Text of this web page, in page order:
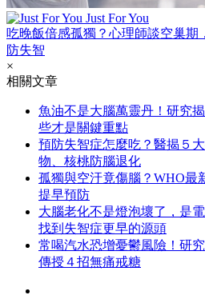
Just For You
吃晚飯倍感孤獨？心理師談空巢期
防失智
×
相關文章
魚油不是大腦萬靈丹！研究
些才是關鍵重點
預防失智症怎麼吃？醫揭５
物、核桃防腦退化
孤獨與空汙竟傷腦？WHO最
提早預防
大腦老化不是燈泡壞了，是
找到失智症更早的源頭
常喝汽水恐增憂鬱風險！研
傳授４招無痛戒糖